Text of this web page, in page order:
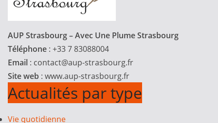
AUP Strasbourg – Avec Une Plume Strasbourg
Téléphone : +33 7 83088004
Email : contact@aup-strasbourg.fr
Site web : www.aup-strasbourg.fr
Actualités par type
Vie quotidienne